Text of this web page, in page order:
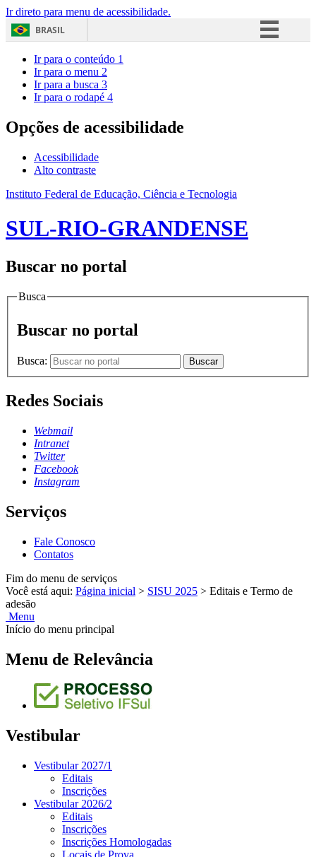
Ir direto para menu de acessibilidade.
BRASIL
Acesso à informação
Ir para o conteúdo 1
Ir para o menu 2
Ir para a busca 3
Ir para o rodapé 4
Opções de acessibilidade
Acessibilidade
Alto contraste
Instituto Federal de Educação, Ciência e Tecnologia
SUL-RIO-GRANDENSE
Buscar no portal
Busca
Buscar no portal
Busca: Buscar
Redes Sociais
Webmail
Intranet
Twitter
Facebook
Instagram
Serviços
Fale Conosco
Contatos
Fim do menu de serviços
Você está aqui: Página inicial > SISU 2025 > Editais e Termo de
adesão
Menu
Início do menu principal
Menu de Relevância
Vestibular
Vestibular 2027/1
Editais
Inscrições
Vestibular 2026/2
Editais
Inscrições
Inscrições Homologadas